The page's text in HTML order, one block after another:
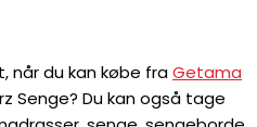
du kan købe fraGetama
Senge? Du kan også tage